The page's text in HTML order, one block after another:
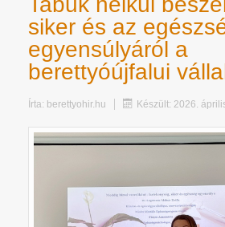
siker és az
egyensúlyáról a
berettyóújfalui
Írta: berettyohir.hu Készült: 2026.